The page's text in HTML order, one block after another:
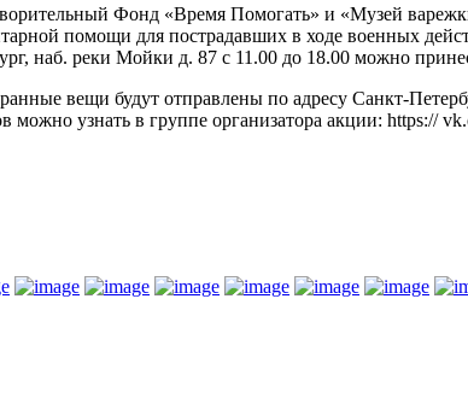
Фонд «Время Помогать» и «Музей
помощи для пострадавших в ходе военных
наб. реки Мойки д. 87 с 11.00 до 18.00 можно
вещи будут отправлены по адресу Санкт-
можно узнать в группе организатора акции: https://